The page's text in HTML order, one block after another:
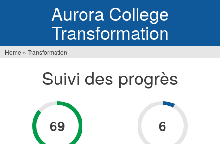
Aurora College
Transformation
Home » Transformation
Suivi des progrès
69 6